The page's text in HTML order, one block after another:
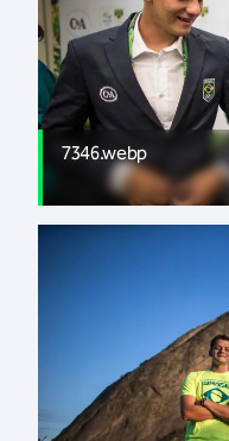
7346.webp